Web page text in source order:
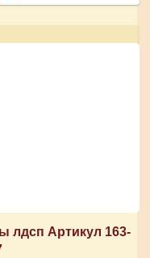
лдсп Артикул 163-